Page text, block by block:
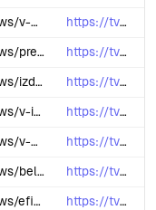
/news/v-kitae-v-2024-godu-zapustili-bolee-60-tysyach-proektov-renovatsii/ https://tvbrics.com/news/v-kitae-v-20...
/news/premernyy-film-tv-brics-o-dobyche-zolota-na-urale-predstavlen-professionalam-otrasli-v-ekaterinburge/ https://tvbrics.com/news/premernyy-fi...
/news/izdatelstva-iz-80-stran-prinimayut-uchastie-v-kairskoy-mezhdunarodnoy-knizhnoy-yarmarke/ https://tvbrics.com/news/izdatelstva-...
/news/v-irane-predstavili-umnuyu-odezhdu-dlya-pozharnykh/ https://tvbrics.com/news/v-irane-pred...
/news/v-mid-rossii-zayavili-o-podderzhke-stremleniya-azerbaydzhana-k-sotrudnichestvu-s-briks/ https://tvbrics.com/news/v-mid-rossii...
/news/belorussiya-namerena-prisoedinitsya-k-novomu-banku-razvitiya-briks/ https://tvbrics.com/news/belorussiya-...
/news/efiopiya-zarabotala-rekordnye-1-5-mlrd-dollarov-ssha-na-eksporte-zolota-za-shest-mesyatsev/ https://tvbrics.com/news/efiopiya-zar...